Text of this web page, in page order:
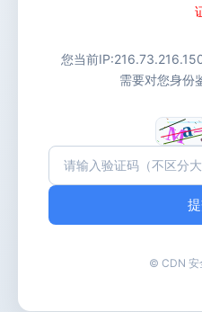
您当前IP:
需要对您身份
© CDN 安